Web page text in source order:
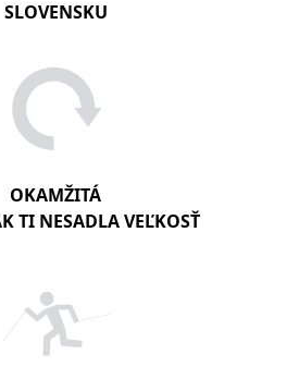
SLOVENSKU
OKAMŽITÁ
TI NESADLA VEĽKOSŤ